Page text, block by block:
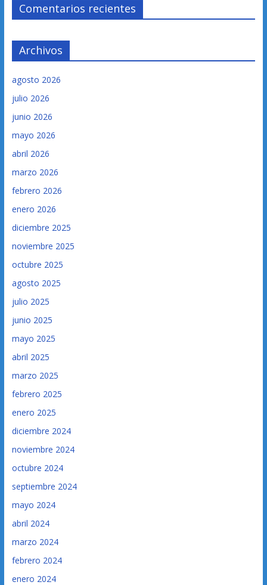
Comentarios recientes
Archivos
agosto 2026
julio 2026
junio 2026
mayo 2026
abril 2026
marzo 2026
febrero 2026
enero 2026
diciembre 2025
noviembre 2025
octubre 2025
agosto 2025
julio 2025
junio 2025
mayo 2025
abril 2025
marzo 2025
febrero 2025
enero 2025
diciembre 2024
noviembre 2024
octubre 2024
septiembre 2024
mayo 2024
abril 2024
marzo 2024
febrero 2024
enero 2024